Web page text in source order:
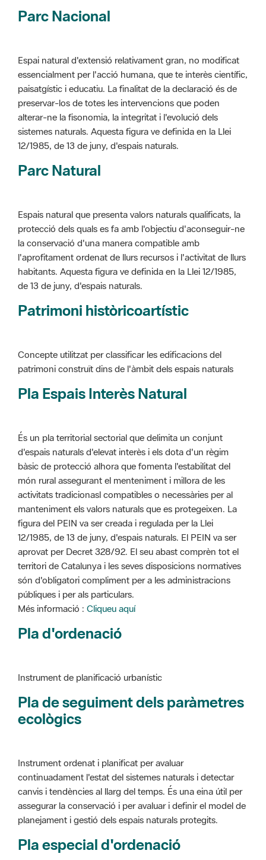
Espai natural d'extensió relativament gran, no modificat
preservar-los de totes les intervencions que poden
alterar-ne la fisonomia, la integritat i l'evolució dels
sistemes naturals. Aquesta figura ve definida en la Llei
12/1985, de 13 de juny, d'espais naturals.
Parc Natural
Espais natural que presenta valors naturals qualificats, la
l'aprofitament ordenat de llurs recursos i l'activitat de llurs
habitants. Aquesta figura ve definida en la Llei 12/1985,
de 13 de juny, d'espais naturals.
Patrimoni històricoartístic
Concepte utilitzat per classificar les edificacions del
Pla Espais Interès Natural
És un pla territorial sectorial que delimita un conjunt
món rural assegurant el menteniment i millora de les
activitats tradicionasl compatibles o necessàries per al
manteniment els valors naturals que es protegeixen. La
figura del PEIN va ser creada i regulada per la Llei
12/1985, de 13 de juny, d'espais naturals. El PEIN va ser
aprovat per Decret 328/92. El seu abast comprèn tot el
territori de Catalunya i les seves disposicions normatives
són d'obligatori compliment per a les administracions
públiques i per als particulars.
Més informació :Cliqueu aquí
Pla d'ordenació
Instrument de planificació urbanístic
ecològics
Instrument ordenat i planificat per avaluar
assegurar la conservació i per avaluar i definir el model de
planejament i gestió dels espais naturals protegits.
Pla especial d'ordenació
Instrument de planificació urbanístic